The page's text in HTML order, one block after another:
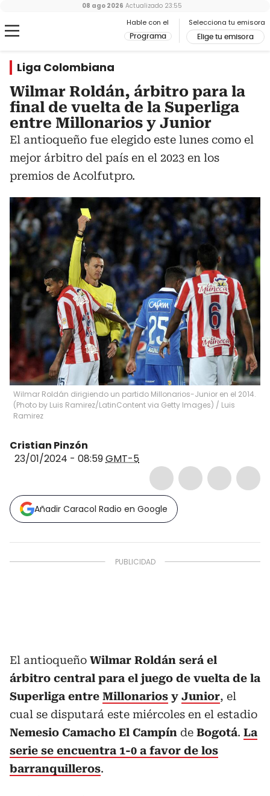
Hable con el
Programa
Selecciona tu emisora
Elige tu emisora
08 ago 2026 Actualizado 23:55
Liga Colombiana
Wilmar Roldán, árbitro para la
final de vuelta de la Superliga
entre Millonarios y Junior
El antioqueño fue elegido este lunes como el
mejor árbitro del país en el 2023 en los
premios de Acolfutpro.
Wilmar Roldán dirigiendo un partido Millonarios-Junior en el 2014.
(Photo by Luis Ramirez/LatinContent via Getty Images) / Luis
Ramirez
Cristian Pinzón
23/01/2024 - 08:59GMT-5
Añadir Caracol Radio en Google
El antioqueño Wilmar Roldán será el
árbitro central para el juego de vuelta de la
Superliga entre Millonarios y Junior, el
cual se disputará este miércoles en el estadio
Nemesio Camacho El Campín de Bogotá. La
serie se encuentra 1-0 a favor de los
barranquilleros.